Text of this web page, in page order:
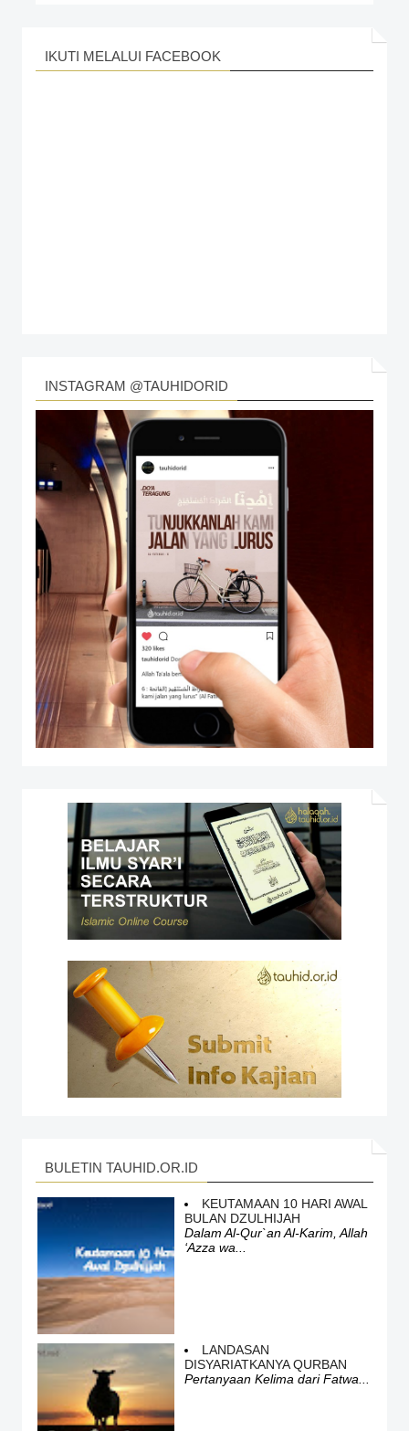
IKUTI MELALUI FACEBOOK
INSTAGRAM @TAUHIDORID
BULETIN TAUHID.OR.ID
KEUTAMAAN 10 HARI AWAL
BULAN DZULHIJAH
Dalam Al-Qur`an Al-Karim, Allah
‘Azza wa...
LANDASAN
DISYARIATKANYA QURBAN
Pertanyaan Kelima dari Fatwa...